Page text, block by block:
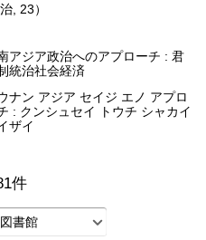
, 23）
アジア政治へのアプローチ : 君
統治社会経済
ナン アジア セイジ エノ アプロ
: クンシュセイ トウチ シャカイ
ザイ
件
書館